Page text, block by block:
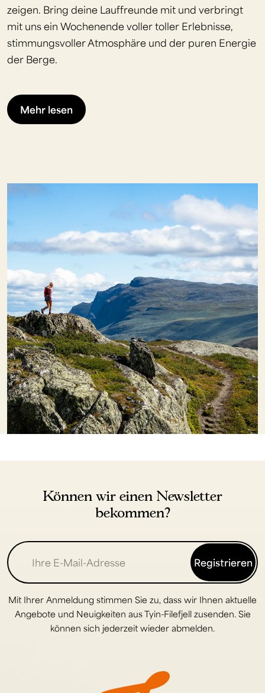
zeigen. Bring deine Lauffreunde mit und verbringt
mit uns ein Wochenende voller toller Erlebnisse,
stimmungsvoller Atmosphäre und der puren Energie
der Berge.
Mehr lesen
Können wir einen Newsletter
bekommen?
Registrieren
Mit Ihrer Anmeldung stimmen Sie zu, dass wir Ihnen aktuelle
Angebote und Neuigkeiten aus Tyin-Filefjell zusenden. Sie
können sich jederzeit wieder abmelden.